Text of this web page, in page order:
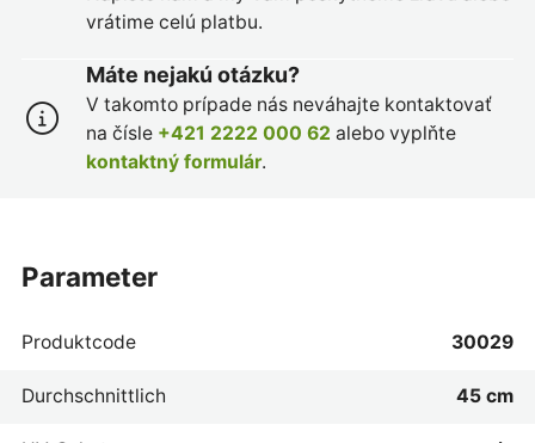
vrátime celú platbu.
Máte nejakú otázku?
V takomto prípade nás neváhajte kontaktovať
na čísle +421 2222 000 62 alebo vyplňte
kontaktný formulár.
parameter
Produktcode 30029
Durchschnittlich 45 cm